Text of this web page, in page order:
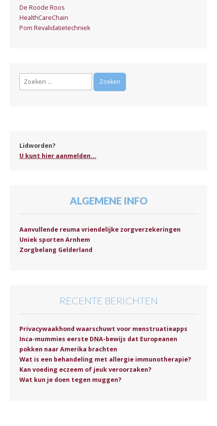
De Roode Roos
HealthCareChain
Pom Revalidatietechniek
Zoeken
Lidworden?
U kunt hier aanmelden...
ALGEMENE INFO
Aanvullende reuma vriendelijke zorgverzekeringen
Uniek sporten Arnhem
Zorgbelang Gelderland
RECENTE BERICHTEN
Privacywaakhond waarschuwt voor menstruatieapps
Inca-mummies eerste DNA-bewijs dat Europeanen
pokken naar Amerika brachten
Wat is een behandeling met allergie immunotherapie?
Kan voeding eczeem of jeuk veroorzaken?
Wat kun je doen tegen muggen?